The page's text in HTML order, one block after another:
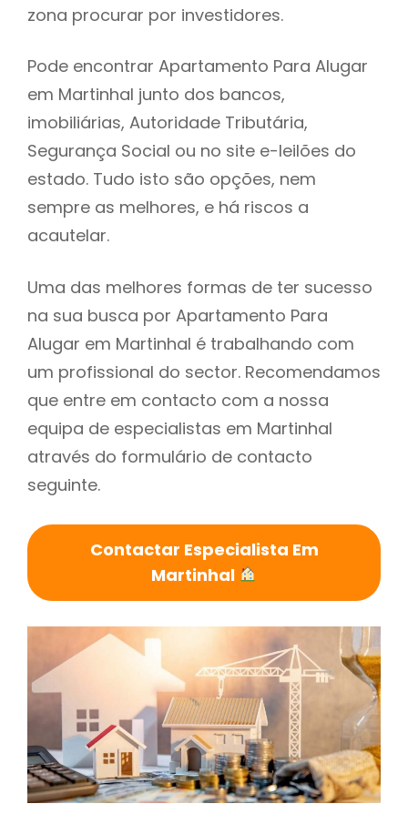
zona procurar por investidores.
Pode encontrar Apartamento Para Alugar
em Martinhal junto dos bancos,
imobiliárias, Autoridade Tributária,
Segurança Social ou no site e-leilões do
estado. Tudo isto são opções, nem
sempre as melhores, e há riscos a
acautelar.
Uma das melhores formas de ter sucesso
na sua busca por Apartamento Para
Alugar em Martinhal é trabalhando com
um profissional do sector. Recomendamos
que entre em contacto com a nossa
equipa de especialistas em Martinhal
através do formulário de contacto
seguinte.
Contactar Especialista Em
Martinhal